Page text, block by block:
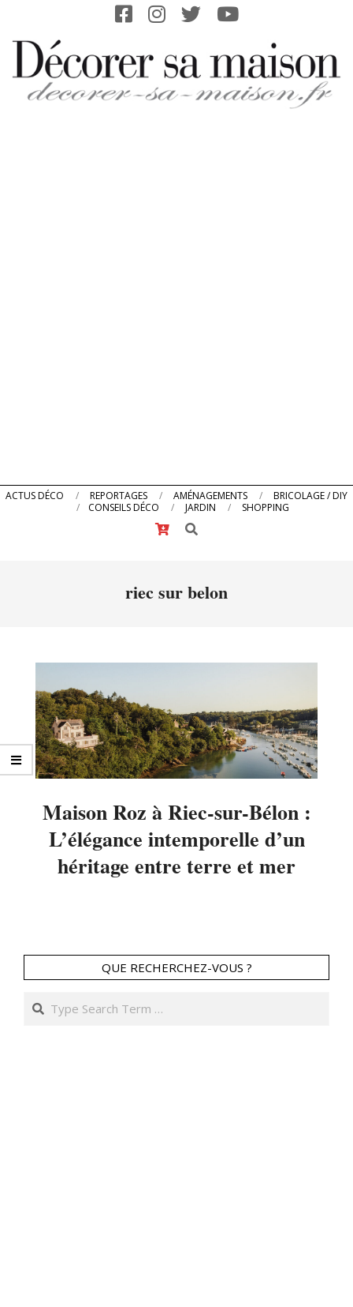
content
Primary
ACTUS DÉCO REPORTAGES AMÉNAGEMENTS
BRICOLAGE / DIY
CONSEILS DÉCO
JARDIN
SHOPPING
Search
riec sur belon
Maison Roz à Riec-sur-Bélon :
L’élégance intemporelle d’un
héritage entre terre et mer
QUE RECHERCHEZ-VOUS ?
Search